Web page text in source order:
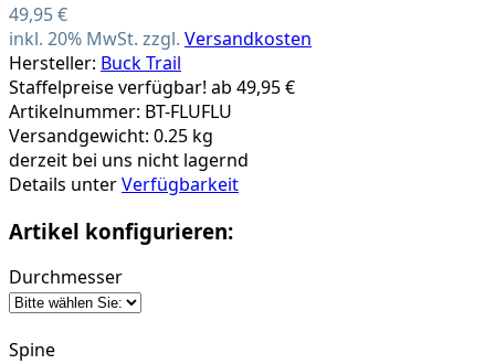
49,95 €
inkl. 20% MwSt. zzgl. Versandkosten
Hersteller: Buck Trail
Staffelpreise verfügbar! ab 49,95 €
Artikelnummer: BT-FLUFLU
Versandgewicht: 0.25 kg
derzeit bei uns nicht lagernd
Details unterVerfügbarkeit
Artikel konfigurieren:
Durchmesser
Spine